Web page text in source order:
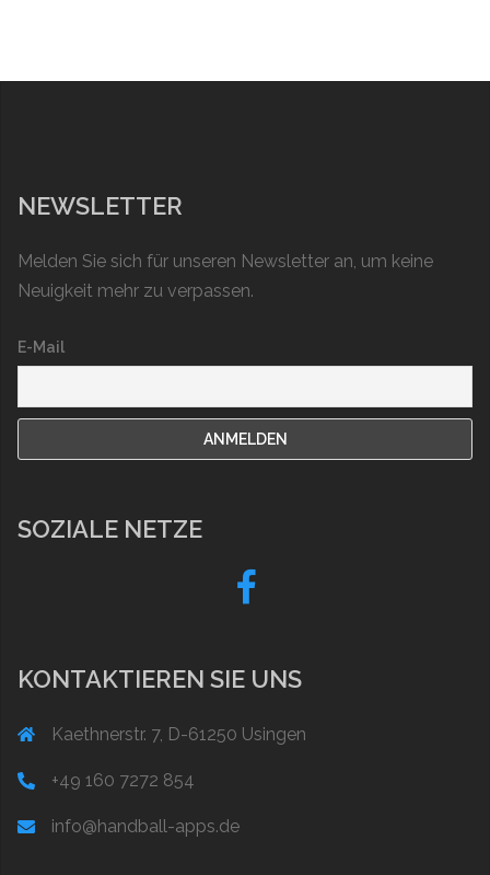
NEWSLETTER
Melden Sie sich für unseren Newsletter an, um keine
Neuigkeit mehr zu verpassen.
E-Mail
SOZIALE NETZE
Fb
KONTAKTIEREN SIE UNS
Kaethnerstr. 7, D-61250 Usingen
+49 160 7272 854
info@handball-apps.de